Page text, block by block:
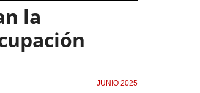
la
JUNIO 2025